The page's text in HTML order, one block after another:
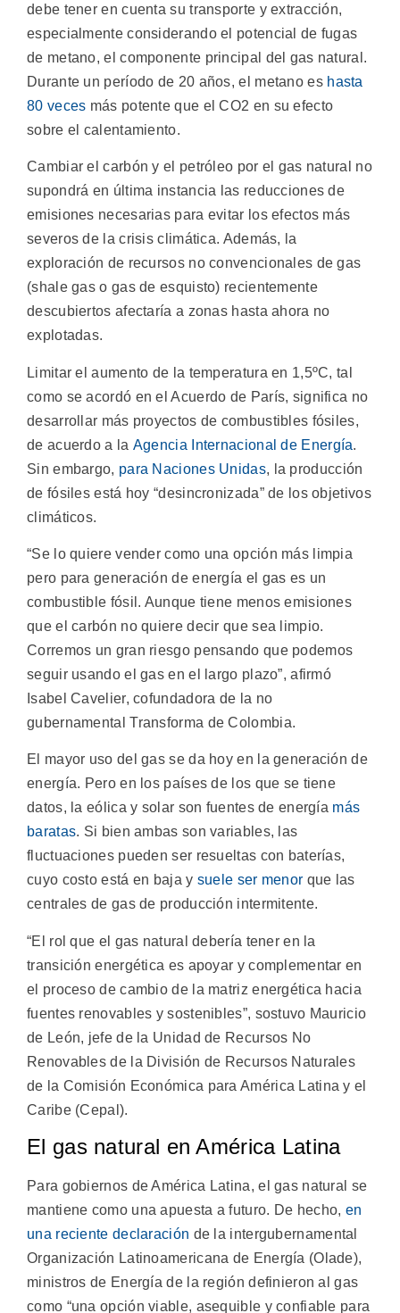
debe tener en cuenta su transporte y extracción,
especialmente considerando el potencial de fugas
de metano, el componente principal del gas natural.
Durante un período de 20 años, el metano es hasta
80 veces más potente que el CO2 en su efecto
sobre el calentamiento.
Cambiar el carbón y el petróleo por el gas natural no
supondrá en última instancia las reducciones de
emisiones necesarias para evitar los efectos más
severos de la crisis climática. Además, la
exploración de recursos no convencionales de gas
(shale gas o gas de esquisto) recientemente
descubiertos afectaría a zonas hasta ahora no
explotadas.
Limitar el aumento de la temperatura en 1,5ºC, tal
como se acordó en el Acuerdo de París, significa no
desarrollar más proyectos de combustibles fósiles,
de acuerdo a la Agencia Internacional de Energía.
Sin embargo, para Naciones Unidas, la producción
de fósiles está hoy “desincronizada” de los objetivos
climáticos.
“Se lo quiere vender como una opción más limpia
pero para generación de energía el gas es un
combustible fósil. Aunque tiene menos emisiones
que el carbón no quiere decir que sea limpio.
Corremos un gran riesgo pensando que podemos
seguir usando el gas en el largo plazo”, afirmó
Isabel Cavelier, cofundadora de la no
gubernamental Transforma de Colombia.
El mayor uso del gas se da hoy en la generación de
energía. Pero en los países de los que se tiene
datos, la eólica y solar son fuentes de energía más
baratas. Si bien ambas son variables, las
fluctuaciones pueden ser resueltas con baterías,
cuyo costo está en baja y suele ser menor que las
centrales de gas de producción intermitente.
“El rol que el gas natural debería tener en la
transición energética es apoyar y complementar en
el proceso de cambio de la matriz energética hacia
fuentes renovables y sostenibles”, sostuvo Mauricio
de León, jefe de la Unidad de Recursos No
Renovables de la División de Recursos Naturales
de la Comisión Económica para América Latina y el
Caribe (Cepal).
El gas natural en América Latina
Para gobiernos de América Latina, el gas natural se
mantiene como una apuesta a futuro. De hecho, en
una reciente declaración de la intergubernamental
Organización Latinoamericana de Energía (Olade),
ministros de Energía de la región definieron al gas
como “una opción viable, asequible y confiable para